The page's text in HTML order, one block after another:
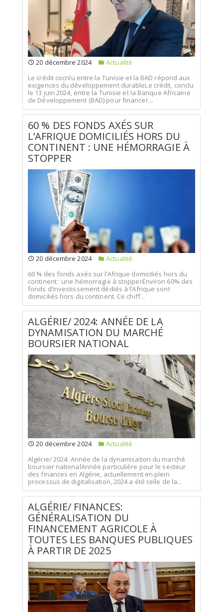
20 décembre 2024
Actualité
Le crédit cocnlu entre la Tunisie et la BAD répond aux
exigences du développement durableLe crédit, conclu
le 13 juin 2024, entre la Tunisie et la Banque Africaine
de Développement (BAD) pour financer...
60 % DES FONDS AXÉS SUR
L’AFRIQUE DOMICILIÉS HORS DU
CONTINENT : UNE HÉMORRAGIE À
STOPPER
20 décembre 2024
Actualité
60 % des fonds axés sur l’Afrique domiciliés hors du
continent : une hémorragie à stopperEnviron 60% des
fonds d’investissement dédiés à l’Afrique sont
domiciliés hors du continent. Ce chiff...
ALGÉRIE/ 2024: ANNÉE DE LA
DYNAMISATION DU MARCHÉ
BOURSIER NATIONAL
20 décembre 2024
Actualité
Algérie/ 2024: Année de la dynamisation du marché
boursier nationalAnnée particulière pour le secteur
des finances en Algérie, actuellement en plein
processus de digitalisation, 2024 a été celle de la...
ALGÉRIE/ FINANCES:
GÉNÉRALISATION DU
FINANCEMENT AGRICOLE À
TOUTES LES BANQUES PUBLIQUES
À PARTIR DE 2025